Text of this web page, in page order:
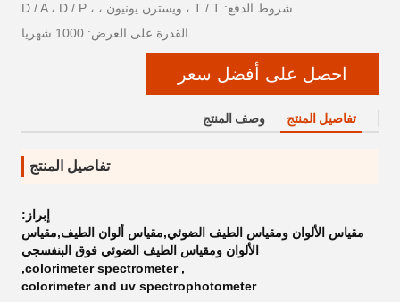
شروط الدفع: T / T ، ويسترن يونيون ، ، D / A ، D / P
القدرة على العرض: 1000 شهريا
احصل على أفضل سعر
تفاصيل المنتج وصف المنتج
تفاصيل المنتج
إبراز:
مقياس الألوان ومقياس الطيف الضوئي,مقياس ألوان الطيف,مقياس
الألوان ومقياس الطيف الضوئي فوق البنفسجي
,
colorimeter spectrometer
,
colorimeter and uv spectrophotometer